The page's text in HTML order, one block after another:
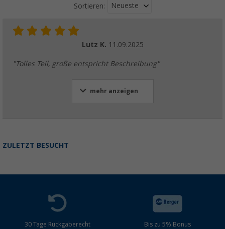
Sortieren: Neueste
Lutz K. 11.09.2025
"Tolles Teil, große entspricht Beschreibung"
mehr anzeigen
ZULETZT BESUCHT
30 Tage Rückgaberecht
Bis zu 5% Bonus